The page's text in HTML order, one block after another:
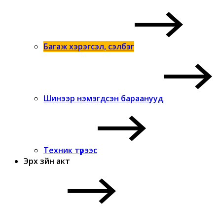
Багаж хэрэгсэл, сэлбэг
Шинээр нэмэгдсэн бараанууд
Техник түрээс
Эрх зүйн акт